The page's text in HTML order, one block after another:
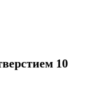
10